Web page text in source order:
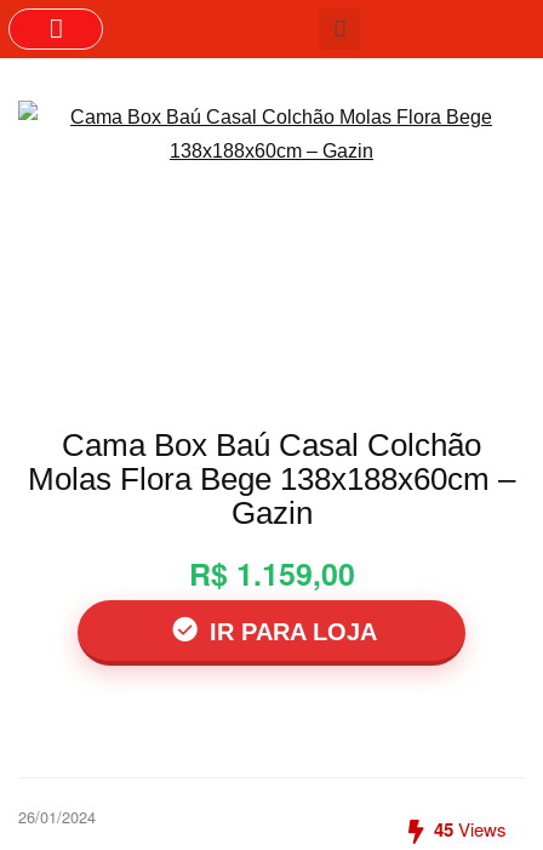
Cama Box Baú Casal Colchão
Molas Flora Bege 138x188x60cm –
Gazin
R$ 1.159,00
IR PARA LOJA
26/01/2024 45Views